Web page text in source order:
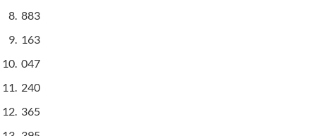
883
163
047
240
365